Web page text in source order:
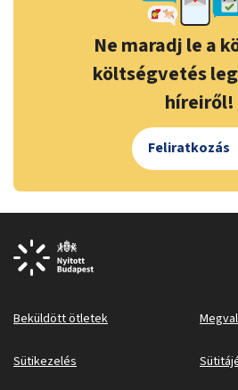
Ne maradj le a
költségvetés
híreiről!
Feliratkozás
Beküldött ötletek
Sütikezelés